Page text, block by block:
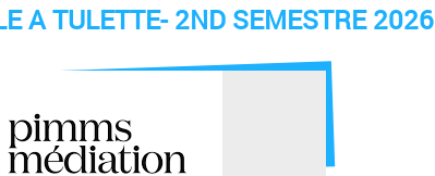
A TULETTE- 2ND SEMESTRE 2026